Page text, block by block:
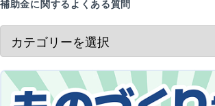
補助金に関するよくある質問